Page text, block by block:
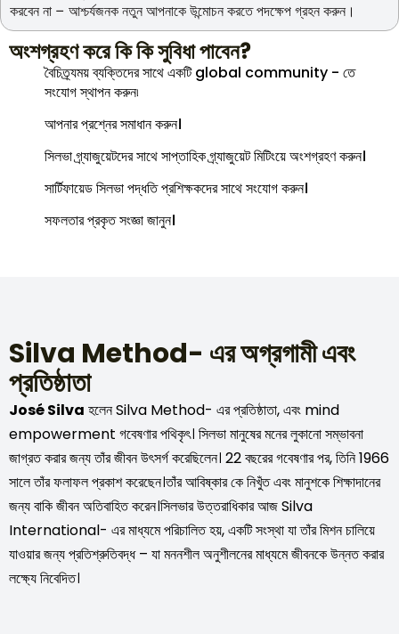
করবেন না – আশ্চর্যজনক নতুন আপনাকে উন্মোচন করতে পদক্ষেপ গ্রহন করুন।
অংশগ্রহণ করে কি কি সুবিধা পাবেন?
বৈচিত্র্যময় ব্যক্তিদের সাথে একটি global community - তে
সংযোগ স্থাপন করুন৷
আপনার প্রশ্নের সমাধান করুন।
সিলভা গ্র্যাজুয়েটদের সাথে সাপ্তাহিক গ্র্যাজুয়েট মিটিংয়ে অংশগ্রহণ করুন।
সার্টিফায়েড সিলভা পদ্ধতি প্রশিক্ষকদের সাথে সংযোগ করুন।
সফলতার প্রকৃত সংজ্ঞা জানুন।
Silva Method- এর অগ্রগামী এবং
প্রতিষ্ঠাতা
José Silva হলেন Silva Method- এর প্রতিষ্ঠাতা, এবং mind
empowerment গবেষণার পথিকৃৎ। সিলভা মানুষের মনের লুকানো সম্ভাবনা
জাগ্রত করার জন্য তাঁর জীবন উৎসর্গ করেছিলেন। 22 বছরের গবেষণার পর, তিনি 1966
সালে তাঁর ফলাফল প্রকাশ করেছেন।তাঁর আবিষ্কার কে নিখুঁত এবং মানুশকে শিক্ষাদানের
জন্য বাকি জীবন অতিবাহিত করেন।সিলভার উত্তরাধিকার আজ Silva
International- এর মাধ্যমে পরিচালিত হয়, একটি সংস্থা যা তাঁর মিশন চালিয়ে
যাওয়ার জন্য প্রতিশ্রুতিবদ্ধ – যা মননশীল অনুশীলনের মাধ্যমে জীবনকে উন্নত করার
লক্ষ্যে নিবেদিত।